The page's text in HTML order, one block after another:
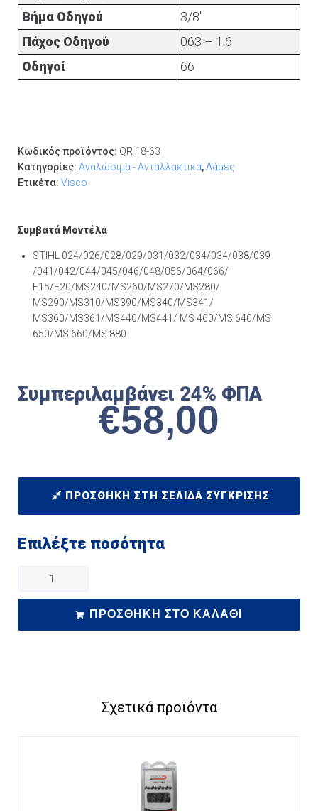
Βήμα Οδηγού
3/8"
Πάχος Οδηγού
063 – 1.6
Οδηγοί
66
Κωδικός προϊόντος: QR 18-63
Κατηγορίες: Αναλώσιμα - Ανταλλακτικά,Λάμες
Ετικέτα: Visco
Συμβατά Μοντέλα
STIHL 024/026/028/029/031/032/034/034/038/039
/041/042/044/045/046/048/056/064/066/
E15/E20/MS240/MS260/MS270/MS280/
MS290/MS310/MS390/MS340/MS341/
MS360/MS361/MS440/MS441/ MS 460/MS 640/MS
650/MS 660/MS 880
Συμπεριλαμβάνει 24% ΦΠΑ
€58,00
ΠΡΟΣΘΉΚΗ ΣΤΗ ΣΕΛΊΔΑ ΣΎΓΚΡΙΣΗΣ
Επιλέξτε ποσότητα
ΠΡΟΣΘΉΚΗ ΣΤΟ ΚΑΛΆΘΙ
Σχετικά προϊόντα